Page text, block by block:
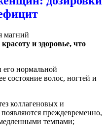
и здоровье, что
нормальной
состояние волос, ногтей и
коллагеновых и
преждевременно,
темпами;